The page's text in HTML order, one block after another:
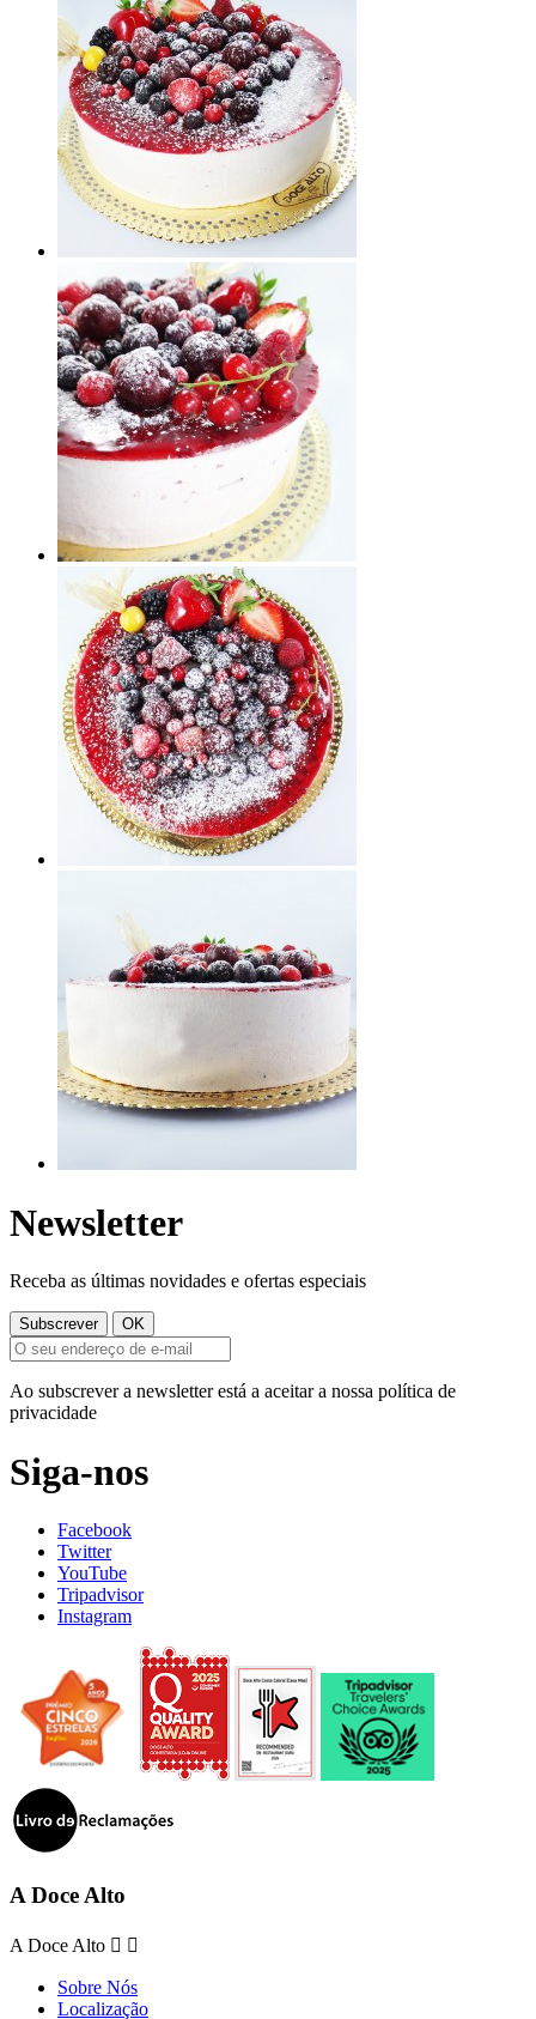
Newsletter
Receba as últimas novidades e ofertas especiais
Ao subscrever a newsletter está a aceitar a nossa política de
privacidade
Siga-nos
Facebook
Twitter
YouTube
Tripadvisor
Instagram
A Doce Alto
A Doce Alto  
Sobre Nós
Localização